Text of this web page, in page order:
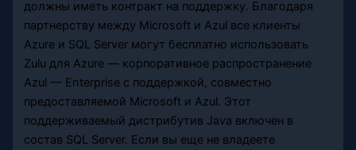
должны иметь контракт на поддержку. Благодаря
партнерству между Microsoft и Azul все клиенты
Azure и SQL Server могут бесплатно использовать
Zulu для Azure — корпоративное распространение
Azul — Enterprise с поддержкой, совместно
предоставляемой Microsoft и Azul. Этот
поддерживаемый дистрибутив Java включен в
состав SQL Server. Если вы еще не владеете